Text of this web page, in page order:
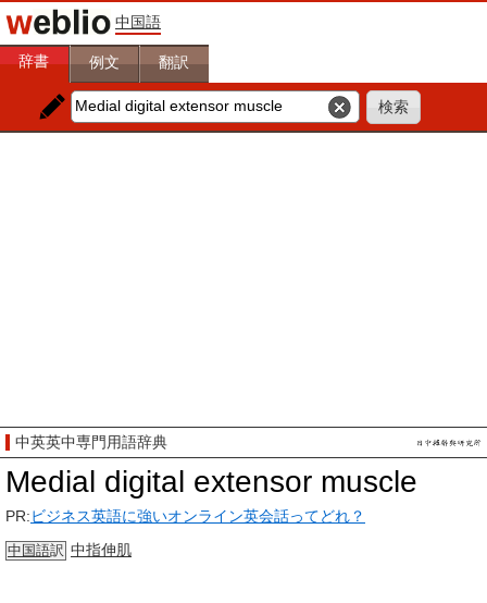
中国語
辞書 例文 翻訳
中英英中専門用語辞典
Medial digital extensor muscle
PR:ビジネス英語に強いオンライン英会話ってどれ？
中国語訳 中指伸肌